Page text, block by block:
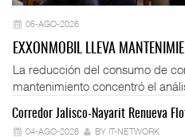
05-AGO-2026
EXXONMOBIL LLEVA
La reducción del consumo de
mantenimiento concentró el
Corredor Jalisco-Nayarit Renueva
04-AGO-2026 BY IT-NETWORK